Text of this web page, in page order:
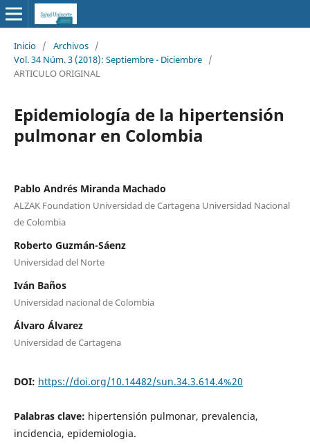
Inicio / Archivos /
Vol. 34 Núm. 3 (2018): Septiembre - Diciembre /
ARTICULO ORIGINAL
Epidemiología de la hipertensión
pulmonar en Colombia
Pablo Andrés Miranda Machado
ALZAK Foundation Universidad de Cartagena Universidad Nacional
de Colombia
Roberto Guzmán-Sáenz
Universidad del Norte
Iván Baños
Universidad nacional de Colombia
Álvaro Álvarez
Universidad de Cartagena
DOI: https://doi.org/10.14482/sun.34.3.614.4%20
Palabras clave: hipertensión pulmonar, prevalencia,
incidencia, epidemiologia.